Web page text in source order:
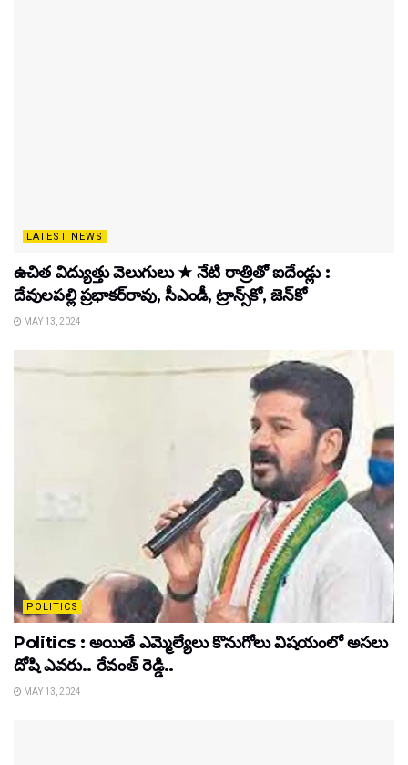
LATEST NEWS
ఉచిత విద్యుత్తు వెలుగులు ★ నేటి రాత్రితో ఐదేండ్లు :
దేవులపల్లి ప్రభాకర్‌రావు, సీఎండీ, ట్రాన్స్‌కో, జెన్‌కో
MAY 13, 2024
POLITICS
Politics : అయితే ఎమ్మెల్యేలు కొనుగోలు విషయంలో అసలు
దోషి ఎవరు.. రేవంత్ రెడ్డి..
MAY 13, 2024